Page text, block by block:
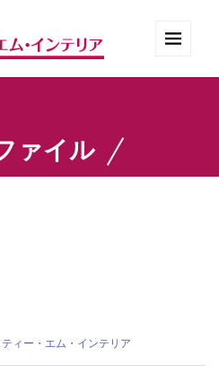
ァイル
ティー・エム・インテリア